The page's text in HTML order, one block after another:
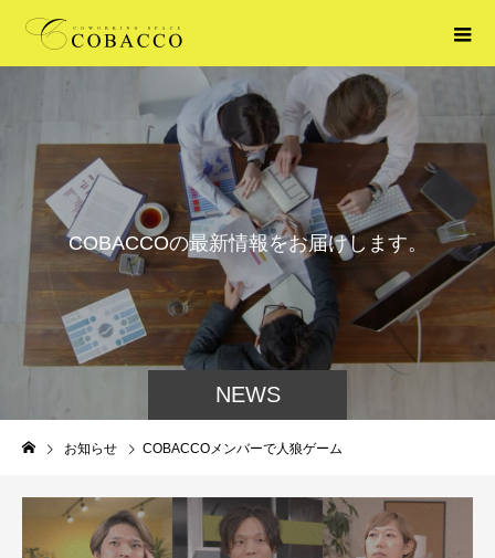
NEWS
COBACCOの最新情報をお届けし ま す。
お知らせ COBACCOメンバーで人狼ゲーム